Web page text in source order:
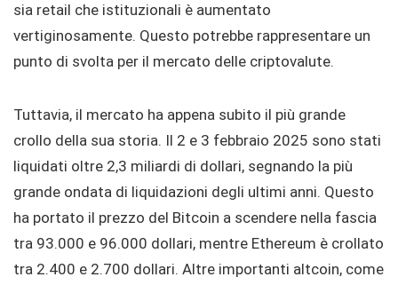
sia retail che istituzionali è aumentato
vertiginosamente. Questo potrebbe rappresentare un
punto di svolta per il mercato delle criptovalute.
Tuttavia, il mercato ha appena subito il più grande
crollo della sua storia. Il 2 e 3 febbraio 2025 sono stati
liquidati oltre 2,3 miliardi di dollari, segnando la più
grande ondata di liquidazioni degli ultimi anni. Questo
ha portato il prezzo del Bitcoin a scendere nella fascia
tra 93.000 e 96.000 dollari, mentre Ethereum è crollato
tra 2.400 e 2.700 dollari. Altre importanti altcoin, come